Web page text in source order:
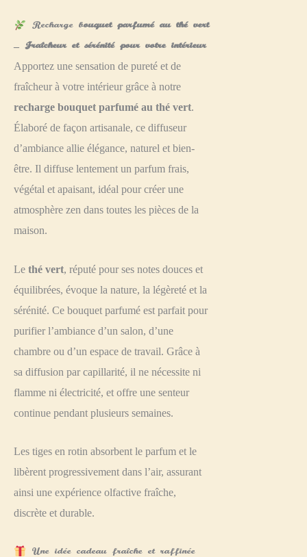
Recharge bouquet parfumé au thé vert
– Fraîcheur et sérénité pour votre intérieur
Apportez une sensation de pureté et de
fraîcheur à votre intérieur grâce à notre
recharge bouquet parfumé au thé vert.
Élaboré de façon artisanale, ce diffuseur
d’ambiance allie élégance, naturel et bien-
être. Il diffuse lentement un parfum frais,
végétal et apaisant, idéal pour créer une
atmosphère zen dans toutes les pièces de la
maison.
Le thé vert, réputé pour ses notes douces et
équilibrées, évoque la nature, la légèreté et la
sérénité. Ce bouquet parfumé est parfait pour
purifier l’ambiance d’un salon, d’une
chambre ou d’un espace de travail. Grâce à
sa diffusion par capillarité, il ne nécessite ni
flamme ni électricité, et offre une senteur
continue pendant plusieurs semaines.
Les tiges en rotin absorbent le parfum et le
libèrent progressivement dans l’air, assurant
ainsi une expérience olfactive fraîche,
discrète et durable.
Une idée cadeau fraîche et raffinée